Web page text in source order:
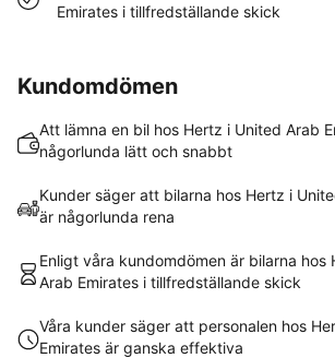
Emirates i tillfredställande skick
Kundomdömen
Att lämna en bil hos Hertz i United Arab
någorlunda lätt och snabbt
Kunder säger att bilarna hos Hertz i
är någorlunda rena
Enligt våra kundomdömen är bilarna hos
Arab Emirates i tillfredställande skick
Våra kunder säger att personalen hos
Emirates är ganska effektiva